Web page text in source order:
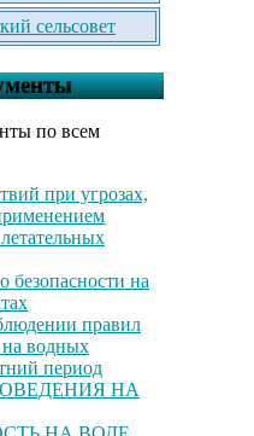
сельсовет
по всем
при угрозах,
на
правил
на водных
период
НА